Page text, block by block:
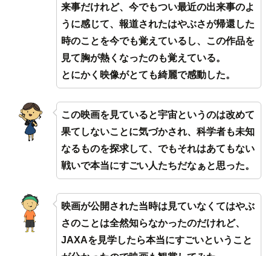
来事だけれど、今でもつい最近の出来事のよ
うに感じて、報道されたはやぶさが帰還した
時のことを今でも覚えているし、この作品を
見て胸が熱くなったのも覚えている。
とにかく映像がとても綺麗で感動した。
この映画を見ていると宇宙というのは改めて
果てしないことに気づかされ、科学者も未知
なるものを探求して、でもそれはあてもない
戦いで本当にすごい人たちだなぁと思った。
映画が公開された当時は見ていなくてはやぶ
さのことは全然知らなかったのだけれど、
JAXAを見学したら本当にすごいということ